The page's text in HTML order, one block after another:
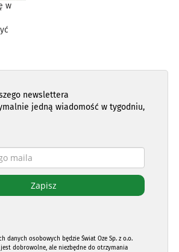
w
newslettera
jedną wiadomość w tygodniu,
danych osobowych będzie Świat Oze Sp. z o.o.
dobrowolne, ale niezbędne do otrzymania